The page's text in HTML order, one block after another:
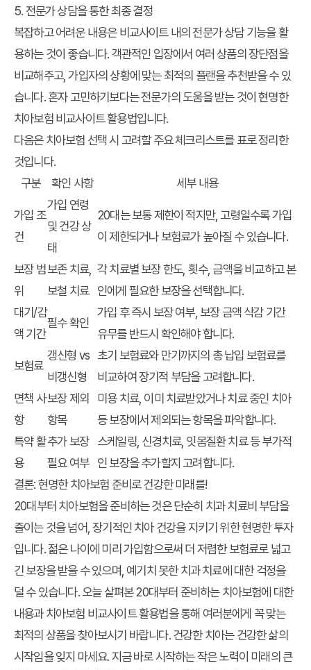
5. 전문가 상담을 통한 최종 결정
복잡하고 어려운 내용은 비교사이트 내의 전문가 상담 기능을 활
용하는 것이 좋습니다. 객관적인 입장에서 여러 상품의 장단점을
비교해주고, 가입자의 상황에 맞는 최적의 플랜을 추천받을 수 있
습니다. 혼자 고민하기보다는 전문가의 도움을 받는 것이 현명한
치아보험 비교사이트 활용법입니다.
다음은 치아보험 선택 시 고려할 주요 체크리스트를 표로 정리한
것입니다.
구분
확인 사항 세부 내용
가입 조
건
가입 연령
및 건강 상
태
20대는 보통 제한이 적지만, 고령일수록 가입
이 제한되거나 보험료가 높아질 수 있습니다.
보장 범
위
보존 치료,
보철 치료
각 치료별 보장 한도, 횟수, 금액을 비교하고 본
인에게 필요한 보장을 선택합니다.
대기/감
액 기간
필수 확인
가입 후 즉시 보장 여부, 보장 금액 삭감 기간
유무를 반드시 확인해야 합니다.
보험료
갱신형 vs
비갱신형
초기 보험료와 만기까지의 총 납입 보험료를
비교하여 장기적 부담을 고려합니다.
면책 사
항
보장 제외
항목
미용 치료, 이미 치료받았거나 치료 중인 치아
등 보장에서 제외되는 항목을 파악합니다.
특약 활
용
추가 보장
필요 여부
스케일링, 신경치료, 잇몸질환 치료 등 부가적
인 보장을 추가할지 고려합니다.
결론: 현명한 치아보험 준비로 건강한 미래를!
20대부터 치아보험을 준비하는 것은 단순히 치과 치료비 부담을
줄이는 것을 넘어, 장기적인 치아 건강을 지키기 위한 현명한 투자
입니다. 젊은 나이에 미리 가입함으로써 더 저렴한 보험료로 넓고
긴 보장을 받을 수 있으며, 예기치 못한 치과 치료에 대한 걱정을
덜 수 있습니다. 오늘 살펴본20대부터 준비하는 치아보험에 대한
내용과 치아보험 비교사이트 활용법을 통해 여러분에게 꼭 맞는
최적의 상품을 찾아보시기 바랍니다. 건강한 치아는 건강한 삶의
시작임을 잊지 마세요. 지금 바로 시작하는 작은 노력이 미래의 큰